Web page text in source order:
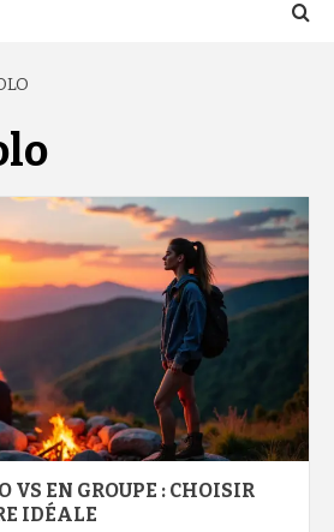
VS EN GROUPE : CHOISIR
IDÉALE